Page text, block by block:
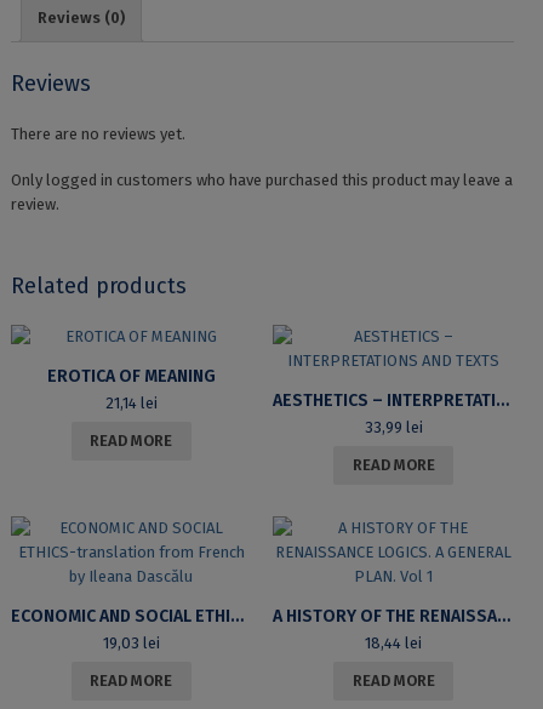
Reviews (0)
Reviews
There are no reviews yet.
Only logged in customers who have purchased this product may leave a
review.
Related products
EROTICA OF MEANING
21,14 lei
READ MORE
AESTHETICS – INTERPRETATIONS AND TEXTS
33,99 lei
READ MORE
ECONOMIC AND SOCIAL ETHICS-TRANSLATION FROM FRENCH BY ILEANA DASCĂLU
19,03 lei
READ MORE
A HISTORY OF THE RENAISSANCE LOGICS. A GENERAL PLAN. VOL 1
18,44 lei
READ MORE